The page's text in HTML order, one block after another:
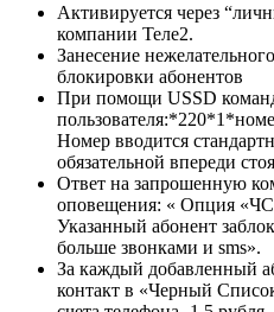
Активируется через
компании Теле2.
Занесение
блокировки абонентов
При помощи USSD
Номер вводится
обязательной впереди
Ответ на запрошенную
оповещения: « Опция
Указанный абонент
больше звонками и sms».
За каждый добавленный
контакт в «Черный